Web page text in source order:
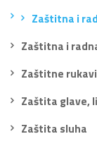
Zaštitna i
Zaštitna i
Zaštitne
Zaštita glave,
Zaštita sluha